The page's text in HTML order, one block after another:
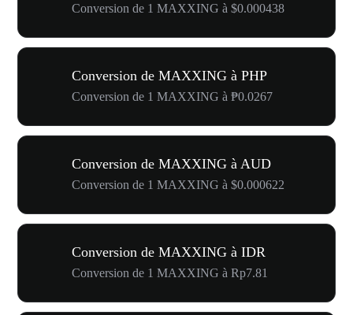
Conversion de 1 MAXXING à $0.000438
Conversion de MAXXING à PHP
Conversion de 1 MAXXING à ₱0.0267
Conversion de MAXXING à AUD
Conversion de 1 MAXXING à $0.000622
Conversion de MAXXING à IDR
Conversion de 1 MAXXING à Rp7.81